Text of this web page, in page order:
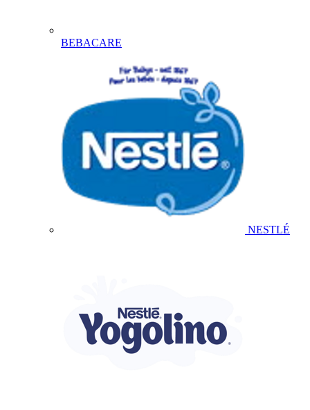
BEBACARE
NESTLÉ